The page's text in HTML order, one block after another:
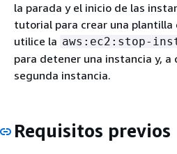
la parada y el inicio de las
tutorial para crear una plantilla
utilice la aws:ec2:stop-
para detener una instancia y, a
segunda instancia.
Requisitos previos